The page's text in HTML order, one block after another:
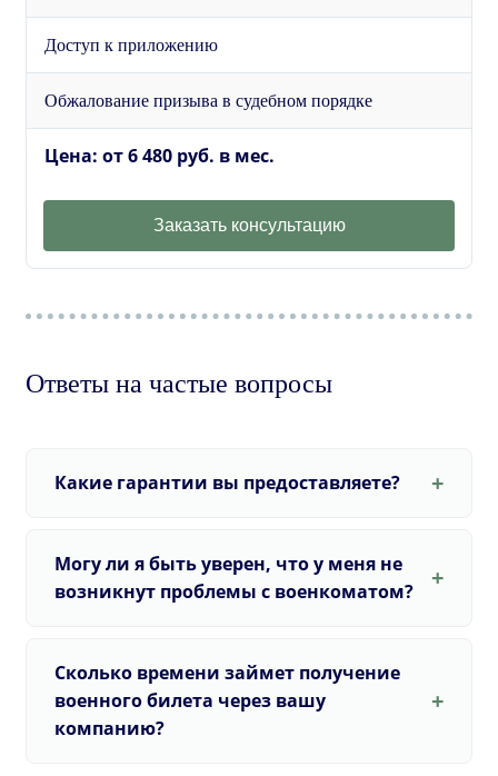
Доступ к приложению
Обжалование призыва в судебном порядке
Цена: от 6 480 руб. в мес.
Заказать консультацию
Ответы на частые вопросы
Какие гарантии вы предоставляете?
Могу ли я быть уверен, что у меня не
возникнут проблемы с военкоматом?
Сколько времени займет получение
военного билета через вашу
компанию?